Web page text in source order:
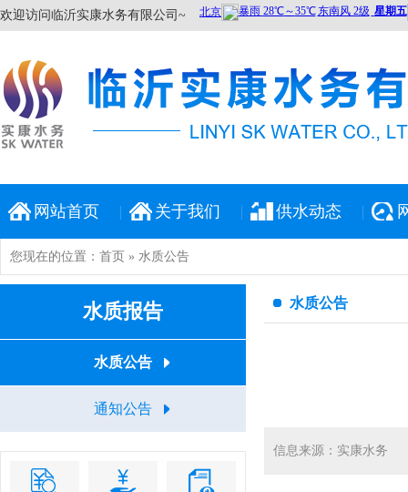
欢迎访问临沂实康水务有限公司~
网站首页 关于我们 供水动态
您现在的位置： 首页 » 水质公告
水质报告
水质公告
通知公告
水质公告
信息来源：实康水务